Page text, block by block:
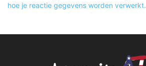
hoe je reactie gegevens worden verwerkt.